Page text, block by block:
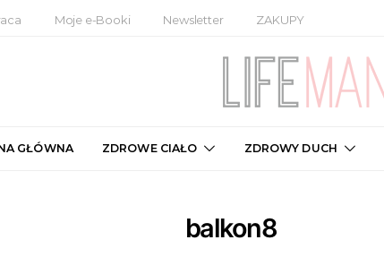
Moje e-Booki Newsletter ZAKUPY
GŁÓWNA ZDROWE CIAŁO ZDROWY DUCH
balkon8